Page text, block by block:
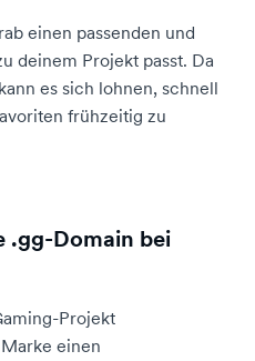
einen passenden und
deinem Projekt passt. Da
es sich lohnen, schnell
frühzeitig zu
.gg-Domain bei
Projekt
einen